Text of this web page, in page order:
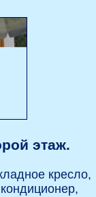
этаж.
кресло,